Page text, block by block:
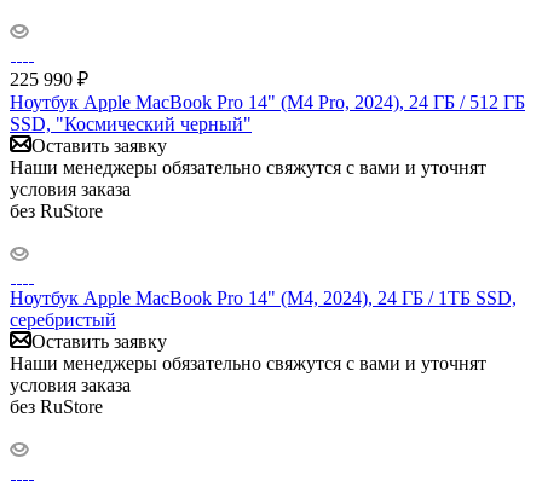
225 990 ₽
Ноутбук Apple MacBook Pro 14" (M4 Pro, 2024), 24 ГБ / 512 ГБ
SSD, "Космический черный"
Оставить заявку
Наши менеджеры обязательно свяжутся с вами и уточнят
условия заказа
без RuStore
Ноутбук Apple MacBook Pro 14" (M4, 2024), 24 ГБ / 1ТБ SSD,
серебристый
Оставить заявку
Наши менеджеры обязательно свяжутся с вами и уточнят
условия заказа
без RuStore